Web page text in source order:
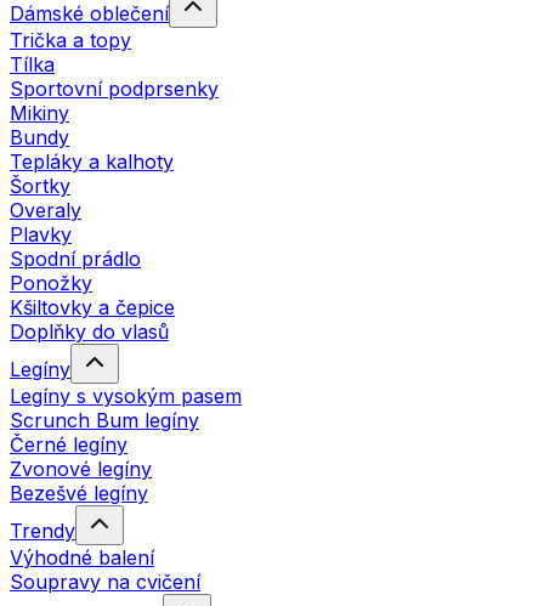
Dámské oblečení
Trička a topy
Tílka
Sportovní podprsenky
Mikiny
Bundy
Tepláky a kalhoty
Šortky
Overaly
Plavky
Spodní prádlo
Ponožky
Kšiltovky a čepice
Doplňky do vlasů
Legíny
Legíny s vysokým pasem
Scrunch Bum legíny
Černé legíny
Zvonové legíny
Bezešvé legíny
Trendy
Výhodné balení
Soupravy na cvičení